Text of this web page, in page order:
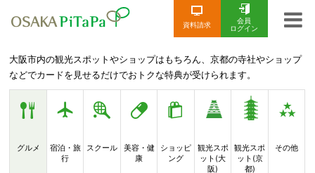
資料請求
会員
ログイン
大阪市内の観光スポットやショップはもちろん、京都の寺社やショップ
などでカードを見せるだけでおトクな特典が受けられます。
グルメ
宿泊・旅
行
スクール
美容・健
康
ショッピ
ング
観光スポ
ット(大
阪)
観光スポ
ット(京
都)
その他